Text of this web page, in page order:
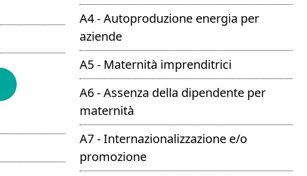
A4 - Autoproduzione energia per
aziende
A5 - Maternità imprenditrici
A6 - Assenza della dipendente per
maternità
A7 - Internazionalizzazione e/o
promozione